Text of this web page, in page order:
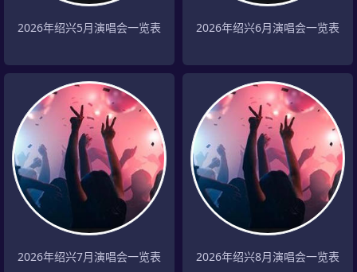
2026年绍兴5月演唱会一览表 2026年绍兴6月演唱会一览表
2026年绍兴7月演唱会一览表 2026年绍兴8月演唱会一览表